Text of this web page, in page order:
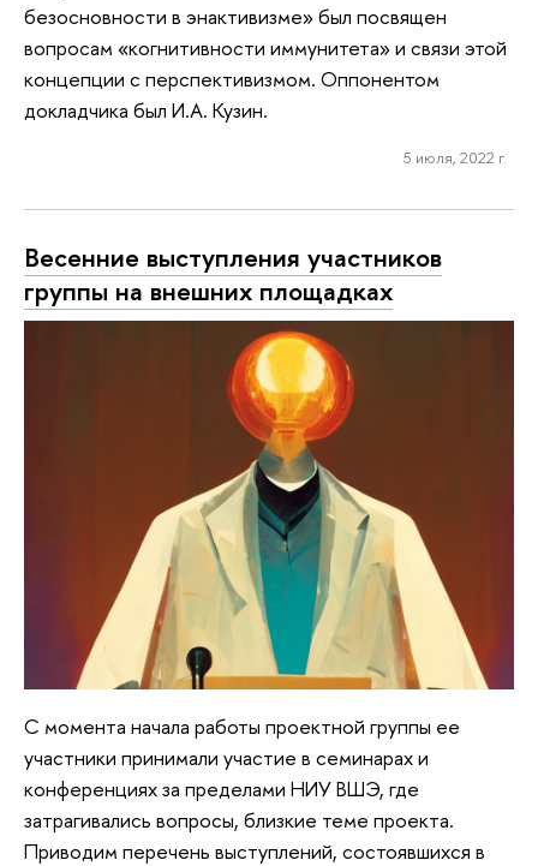
безосновности в энактивизме» был посвящен
вопросам «когнитивности иммунитета» и связи этой
концепции с перспективизмом. Оппонентом
докладчика был И.А. Кузин.
5 июля, 2022 г.
Весенние выступления участников
группы на внешних площадках
С момента начала работы проектной группы ее
участники принимали участие в семинарах и
конференциях за пределами НИУ ВШЭ, где
затрагивались вопросы, близкие теме проекта.
Приводим перечень выступлений, состоявшихся в